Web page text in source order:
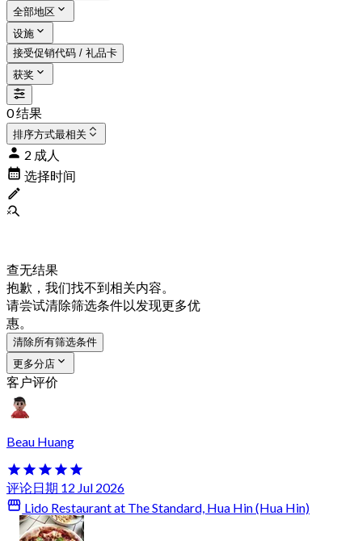
全部地区
设施
接受促销代码 / 礼品卡
获奖
0 结果
排序方式最相关
2 成人
选择时间
查无结果
抱歉，我们找不到相关内容。
请尝试清除筛选条件以发现更多优
惠。
清除所有筛选条件
更多分店
客户评价
Beau Huang
评论日期 12 Jul 2026
Lido Restaurant at The Standard, Hua Hin (Hua Hin)